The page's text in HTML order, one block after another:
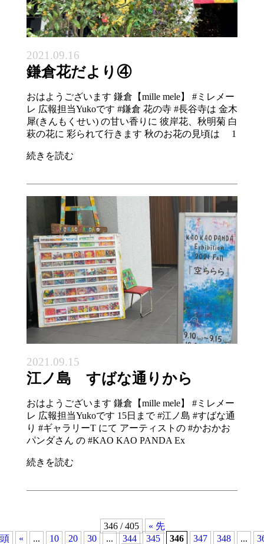
2021.09.16
鎌倉花だより④
おはようございます 鎌倉【mille mele】 #ミレメー
レ 広報担当Yukoです #鎌倉 花の寺 #長谷寺は 金木
犀(きんもくせい) の甘い香りに 彼岸花、秋明菊 白
萩の花に 彩られて行きます 秋のお花の見頃は 1
続きを読む
2021.09.15
江ノ島 すばな通りから
おはようございます 鎌倉【mille mele】 #ミレメー
レ 広報担当Yukoです 15日まで #江ノ島 #すばな通
り #ギャラリーT にて アーティストの #かおかお
パンダさん の #KAO KAO PANDA Ex
続きを読む
346 / 405
« 先
頭
« ... 10 20 30 ... 344 345 346 347 348 ...